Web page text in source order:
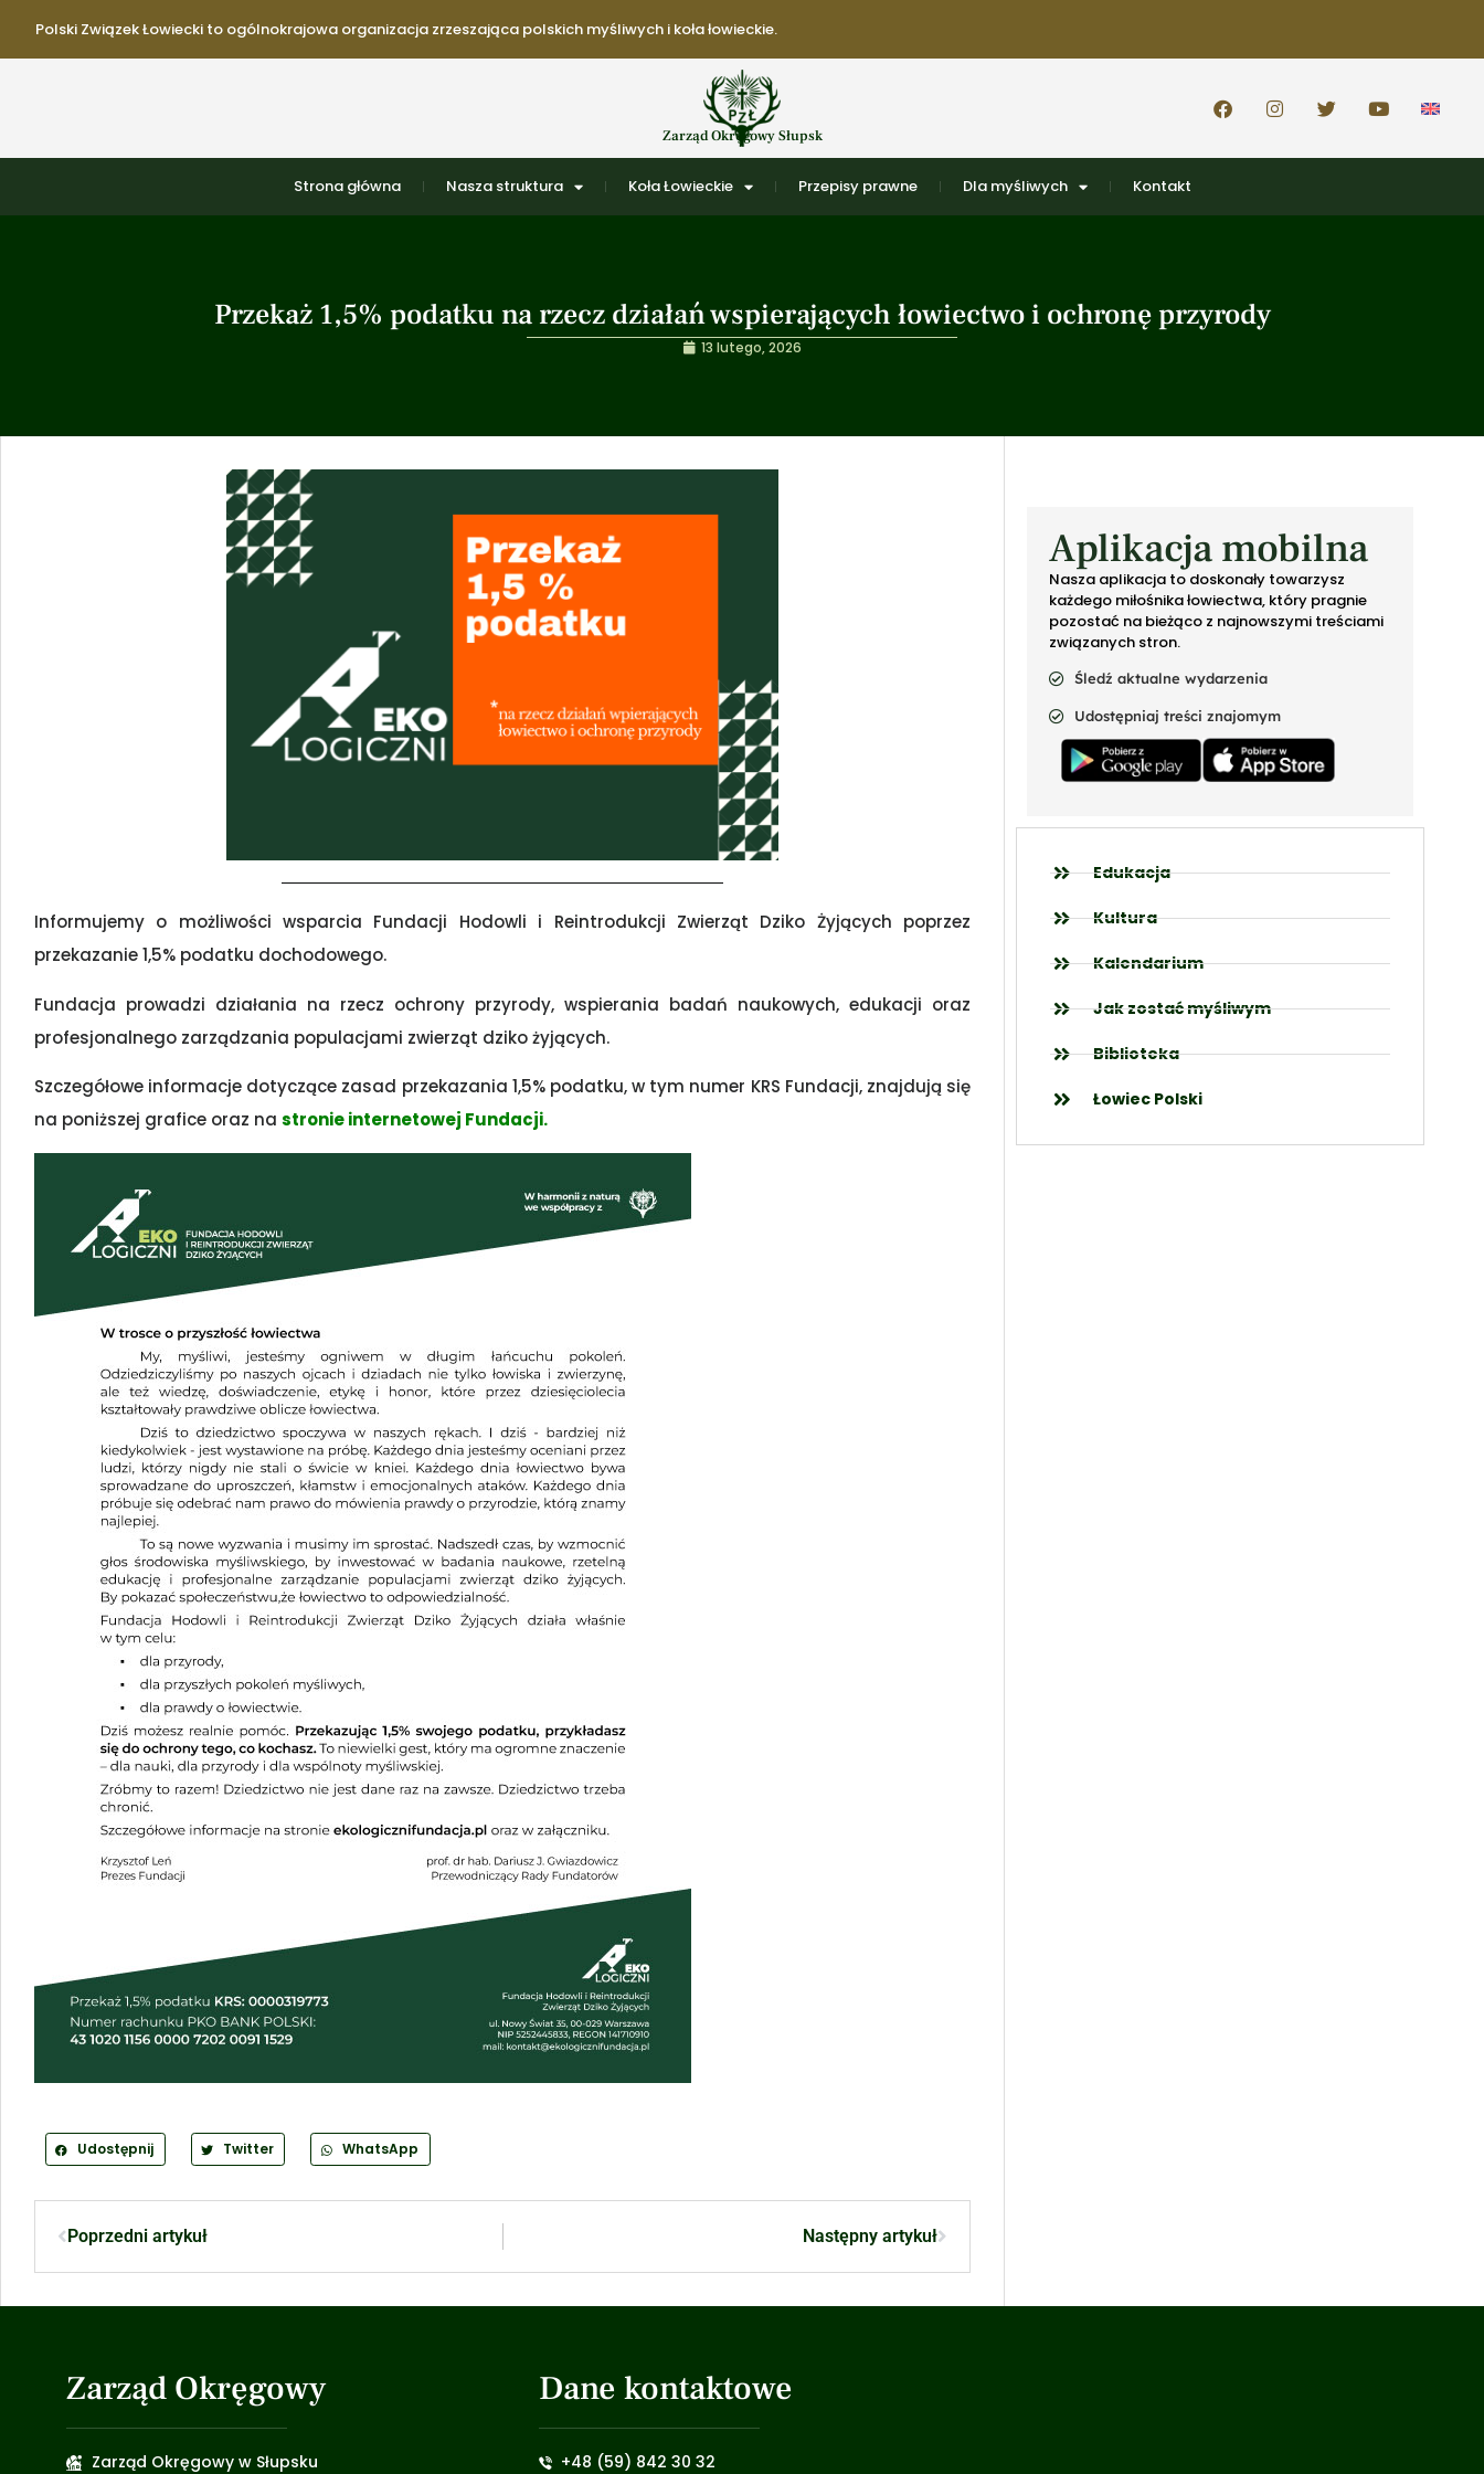
Polski Związek Łowiecki to ogólnokrajowa organizacja zrzeszająca polskich myśliwych i koła łowieckie.
Zarząd Okręgowy Słupsk
Strona główna Nasza struktura Koła Łowieckie Przepisy prawne Dla myśliwych Kontakt
Przekaż 1,5% podatku na rzecz działań wspierających łowiectwo i ochronę przyrody
13 lutego, 2026
Informujemy o możliwości wsparcia Fundacji Hodowli i Reintrodukcji Zwierząt Dziko Żyjących poprzez
przekazanie 1,5% podatku dochodowego.
Fundacja prowadzi działania na rzecz ochrony przyrody, wspierania badań naukowych, edukacji oraz
profesjonalnego zarządzania populacjami zwierząt dziko żyjących.
Szczegółowe informacje dotyczące zasad przekazania 1,5% podatku, w tym numer KRS Fundacji, znajdują się
na poniższej grafice oraz na stronie internetowej Fundacji.
Udostępnij Twitter WhatsApp
Poprzedni artykuł Następny artykuł
Aplikacja mobilna
Nasza aplikacja to doskonały towarzysz
każdego miłośnika łowiectwa, który pragnie
pozostać na bieżąco z najnowszymi treściami
związanych stron.
Śledź aktualne wydarzenia
Udostępniaj treści znajomym
Edukacja
Kultura
Kalendarium
Jak zostać myśliwym
Biblioteka
Łowiec Polski
Zarząd Okręgowy
Zarząd Okręgowy w Słupsku
Dane kontaktowe
+48 (59) 842 30 32